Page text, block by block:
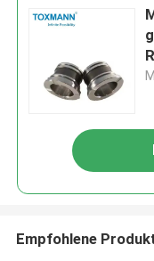
Empfohlene